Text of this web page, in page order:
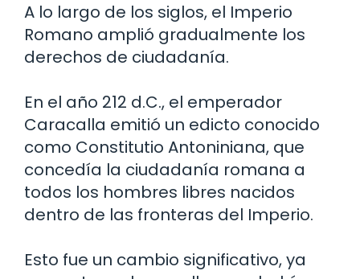
A lo largo de los siglos, el Imperio
Romano amplió gradualmente los
derechos de ciudadanía.
En el año 212 d.C., el emperador
Caracalla emitió un edicto conocido
como Constitutio Antoniniana, que
concedía la ciudadanía romana a
todos los hombres libres nacidos
dentro de las fronteras del Imperio.
Esto fue un cambio significativo, ya